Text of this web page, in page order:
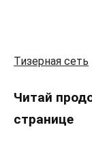
Тизерная сеть
Читай
странице